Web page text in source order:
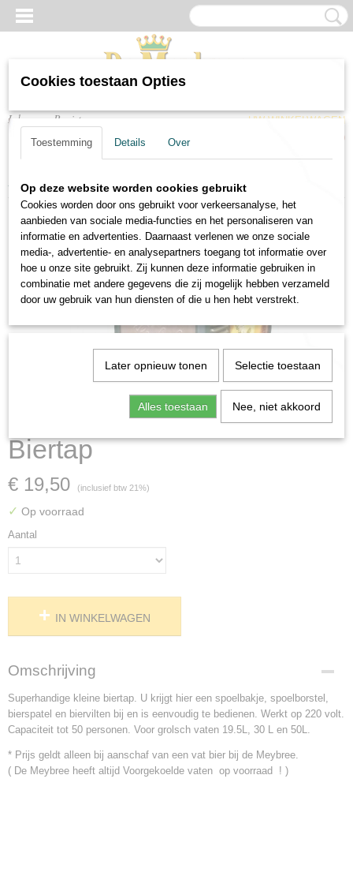
Inloggen Registreren
UW WINKELWAGEN
(0)
Home > > Biertap
Biertap
€ 19,50 (inclusief btw 21%)
✓ Op voorraad
Aantal
IN WINKELWAGEN
Omschrijving
Superhandige kleine biertap. U krijgt hier een spoelbakje, spoelborstel,
bierspatel en biervilten bij en is eenvoudig te bedienen. Werkt op 220 volt.
Capaciteit tot 50 personen. Voor grolsch vaten 19.5L, 30 L en 50L.
* Prijs geldt alleen bij aanschaf van een vat bier bij de Meybree.
( De Meybree heeft altijd Voorgekoelde vaten op voorraad ! )
Cookies toestaan Opties
Toestemming Details Over
Op deze website worden cookies gebruikt
Cookies worden door ons gebruikt voor verkeersanalyse, het
aanbieden van sociale media-functies en het personaliseren van
informatie en advertenties. Daarnaast verlenen we onze sociale
media-, advertentie- en analysepartners toegang tot informatie over
hoe u onze site gebruikt. Zij kunnen deze informatie gebruiken in
combinatie met andere gegevens die zij mogelijk hebben verzameld
door uw gebruik van hun diensten of die u hen hebt verstrekt.
Later opnieuw tonen Selectie toestaan
Alles toestaan Nee, niet akkoord